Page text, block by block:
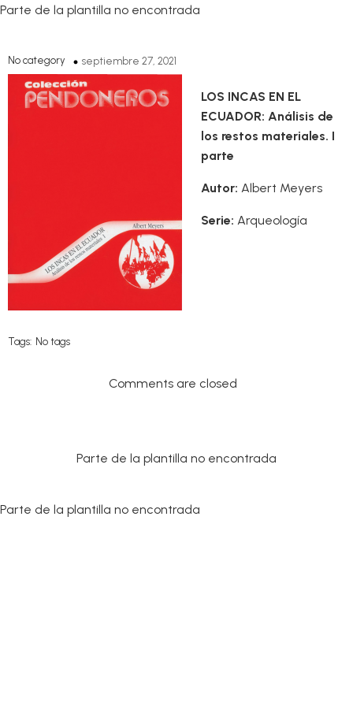
Parte de la plantilla no encontrada
No category septiembre 27, 2021
LOS INCAS EN EL
ECUADOR: Análisis de
los restos materiales. I
parte
Autor: Albert Meyers
Serie: Arqueología
Tags: No tags
Comments are closed
Parte de la plantilla no encontrada
Parte de la plantilla no encontrada